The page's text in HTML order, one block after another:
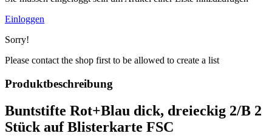
Einloggen
Sorry!
Please contact the shop first to be allowed to create a list
Produktbeschreibung
Buntstifte Rot+Blau dick, dreieckig 2/B 2
Stück auf Blisterkarte FSC